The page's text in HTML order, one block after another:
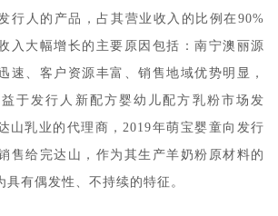
行人的产品，占其营业收入的比例在90%
入大幅增长的主要原因包括：南宁澳丽源
速、客户资源丰富、销售地域优势明显，
于发行人新配方婴幼儿配方乳粉市场发
山乳业的代理商，2019年萌宝婴童向发行
售给完达山，作为其生产羊奶粉原材料的
有偶发性、不持续的特征。